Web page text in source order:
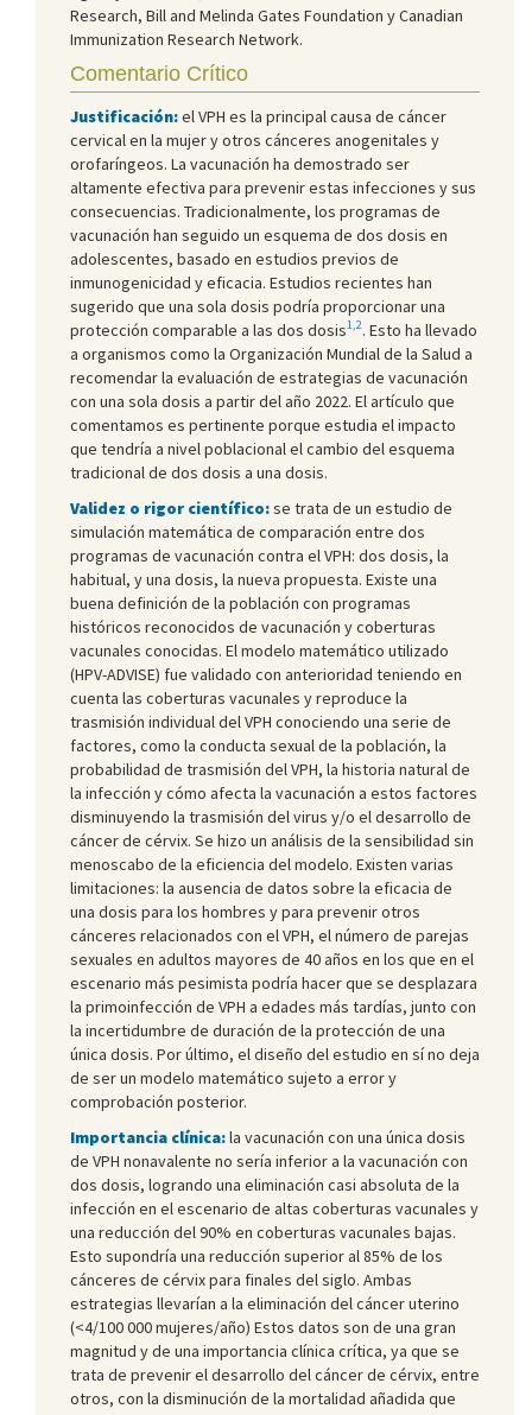
Research, Bill and Melinda Gates Foundation y Canadian
Immunization Research Network.
Comentario Crítico
Justificación:el VPH es la principal causa de cáncer
cervical en la mujer y otros cánceres anogenitales y
orofaríngeos. La vacunación ha demostrado ser
altamente efectiva para prevenir estas infecciones y sus
consecuencias. Tradicionalmente, los programas de
vacunación han seguido un esquema de dos dosis en
adolescentes, basado en estudios previos de
inmunogenicidad y eficacia. Estudios recientes han
sugerido que una sola dosis podría proporcionar una
protección comparable a las dos dosis1,2. Esto ha llevado
a organismos como la Organización Mundial de la Salud a
recomendar la evaluación de estrategias de vacunación
con una sola dosis a partir del año 2022. El artículo que
comentamos es pertinente porque estudia el impacto
que tendría a nivel poblacional el cambio del esquema
tradicional de dos dosis a una dosis.
Validez o rigor científico:se trata de un estudio de
simulación matemática de comparación entre dos
programas de vacunación contra el VPH: dos dosis, la
habitual, y una dosis, la nueva propuesta. Existe una
buena definición de la población con programas
históricos reconocidos de vacunación y coberturas
vacunales conocidas. El modelo matemático utilizado
(HPV-ADVISE) fue validado con anterioridad teniendo en
cuenta las coberturas vacunales y reproduce la
trasmisión individual del VPH conociendo una serie de
factores, como la conducta sexual de la población, la
probabilidad de trasmisión del VPH, la historia natural de
la infección y cómo afecta la vacunación a estos factores
disminuyendo la trasmisión del virus y/o el desarrollo de
cáncer de cérvix. Se hizo un análisis de la sensibilidad sin
menoscabo de la eficiencia del modelo. Existen varias
limitaciones: la ausencia de datos sobre la eficacia de
una dosis para los hombres y para prevenir otros
cánceres relacionados con el VPH, el número de parejas
sexuales en adultos mayores de 40 años en los que en el
escenario más pesimista podría hacer que se desplazara
la primoinfección de VPH a edades más tardías, junto con
la incertidumbre de duración de la protección de una
única dosis. Por último, el diseño del estudio en sí no deja
de ser un modelo matemático sujeto a error y
comprobación posterior.
Importancia clínica:la vacunación con una única dosis
de VPH nonavalente no sería inferior a la vacunación con
dos dosis, logrando una eliminación casi absoluta de la
infección en el escenario de altas coberturas vacunales y
una reducción del 90% en coberturas vacunales bajas.
Esto supondría una reducción superior al 85% de los
cánceres de cérvix para finales del siglo. Ambas
estrategias llevarían a la eliminación del cáncer uterino
(<4/100 000 mujeres/año) Estos datos son de una gran
magnitud y de una importancia clínica crítica, ya que se
trata de prevenir el desarrollo del cáncer de cérvix, entre
otros, con la disminución de la mortalidad añadida que